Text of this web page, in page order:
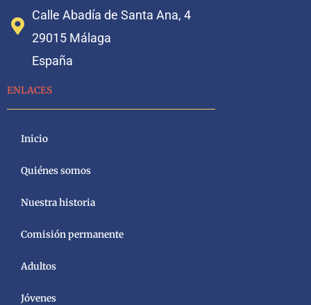
Calle Abadía de Santa Ana, 4
29015 Málaga
España
ENLACES
Inicio
Quiénes somos
Nuestra historia
Comisión permanente
Adultos
Jóvenes